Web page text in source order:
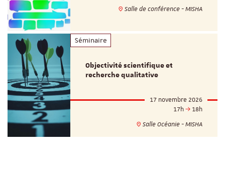
Salle de conférence - MISHA
Séminaire
Objectivité scientifique et
recherche qualitative
17 novembre 2026
17h
18h
Salle Océanie - MISHA